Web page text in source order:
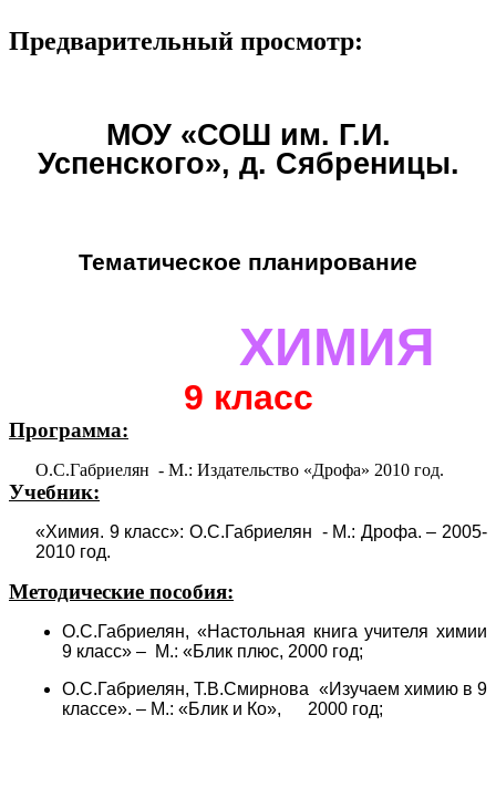
Предварительный просмотр:
МОУ «СОШ им. Г.И.
Успенского», д. Сябреницы.
Тематическое планирование
ХИМИЯ
9 класс
Программа:
О.С.Габриелян - М.: Издательство «Дрофа» 2010 год.
Учебник:
«Химия. 9 класс»: О.С.Габриелян - М.: Дрофа. – 2005-
2010 год.
Методические пособия:
О.С.Габриелян, «Настольная книга учителя химии
9 класс» – М.: «Блик плюс, 2000 год;
О.С.Габриелян, Т.В.Смирнова «Изучаем химию в 9
классе». – М.: «Блик и Ко», 2000 год;